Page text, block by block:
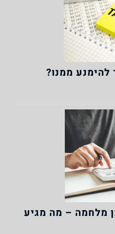
ממנו?
מלחמה – מה מגיע